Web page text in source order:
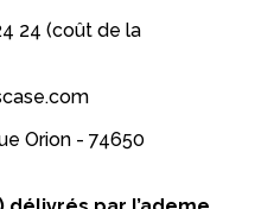
24 (coût de la
Orion - 74650